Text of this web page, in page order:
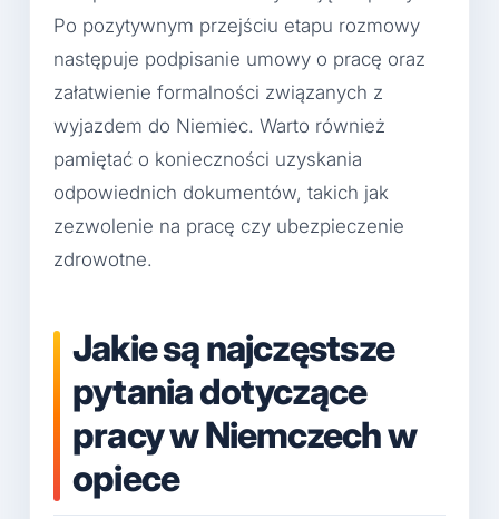
Po pozytywnym przejściu etapu rozmowy
następuje podpisanie umowy o pracę oraz
załatwienie formalności związanych z
wyjazdem do Niemiec. Warto również
pamiętać o konieczności uzyskania
odpowiednich dokumentów, takich jak
zezwolenie na pracę czy ubezpieczenie
zdrowotne.
Jakie są najczęstsze
pytania dotyczące
pracy w Niemczech w
opiece